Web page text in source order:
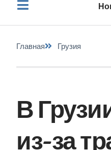
Главная Грузия
В
из-за